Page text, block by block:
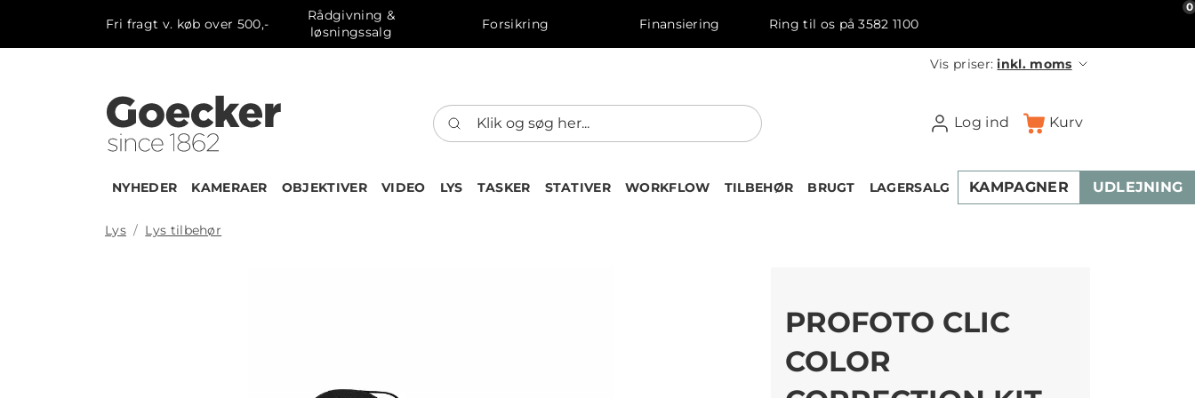
Fri fragt v. køb over 500,-
Rådgivning &
løsningssalg
Forsikring Finansiering Ring til os på 3582 1100
Vis priser:inkl. moms
Log ind Kurv
0
NYHEDER KAMERAER OBJEKTIVER VIDEO LYS TASKER STATIVER WORKFLOW TILBEHØR BRUGT LAGERSALG KAMPAGNER UDLEJNING
Lys Lys tilbehør
PROFOTO CLIC
COLOR